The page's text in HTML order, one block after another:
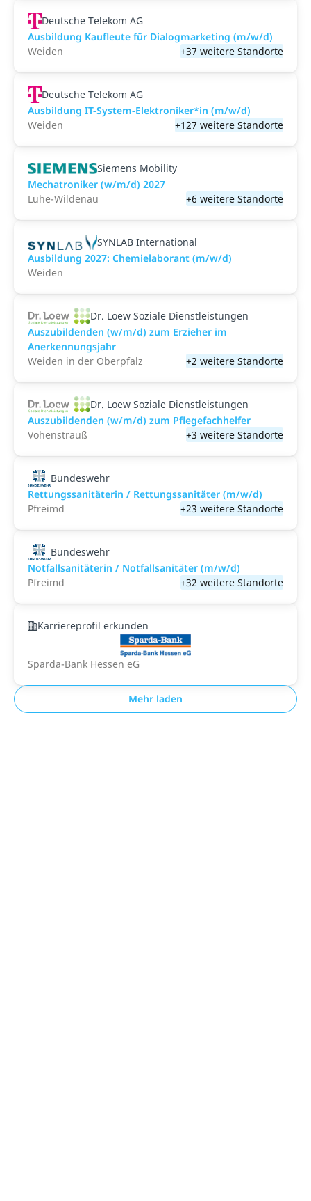
Deutsche Telekom AG
Ausbildung Kaufleute für Dialogmarketing (m/w/d)
Weiden
+37 weitere Standorte
Deutsche Telekom AG
Ausbildung IT-System-Elektroniker*in (m/w/d)
Weiden
+127 weitere Standorte
Siemens Mobility
Mechatroniker (w/m/d) 2027
Luhe-Wildenau
+6 weitere Standorte
SYNLAB International
Ausbildung 2027: Chemielaborant (m/w/d)
Weiden
Dr. Loew Soziale Dienstleistungen
Auszubildenden (w/m/d) zum Erzieher im
Anerkennungsjahr
Weiden in der Oberpfalz
+2 weitere Standorte
Dr. Loew Soziale Dienstleistungen
Auszubildenden (w/m/d) zum Pflegefachhelfer
Vohenstrauß
+3 weitere Standorte
Bundeswehr
Rettungssanitäterin / Rettungssanitäter (m/w/d)
Pfreimd
+23 weitere Standorte
Bundeswehr
Notfallsanitäterin / Notfallsanitäter (m/w/d)
Pfreimd
+32 weitere Standorte
Karriereprofil erkunden
Sparda-Bank Hessen eG
Mehr laden